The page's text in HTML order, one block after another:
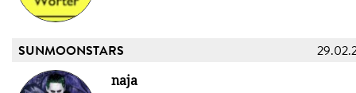
SUNMOONSTARS
naja